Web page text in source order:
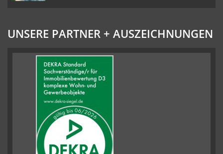
UNSERE PARTNER + AUSZEICHNUNGEN